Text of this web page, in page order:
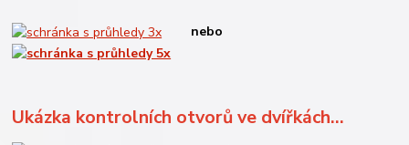
nebo
Ukázka kontrolních otvorů ve dvířkách...